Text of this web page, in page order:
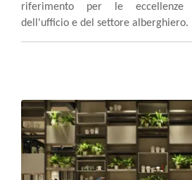
riferimento per le eccellenze
dell'ufficio e del settore alberghiero.